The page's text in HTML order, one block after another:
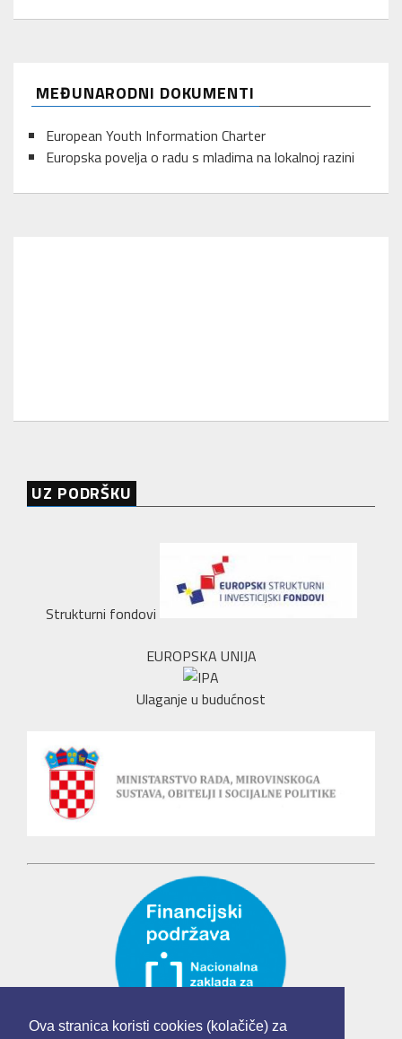
Ova stranica koristi cookies (kolačiče) za
MEĐUNARODNI DOKUMENTI
European Youth Information Charter
Europska povelja o radu s mladima na lokalnoj razini
UZ PODRŠKU
Strukturni fondovi
EUROPSKA UNIJA
Ulaganje u budućnost